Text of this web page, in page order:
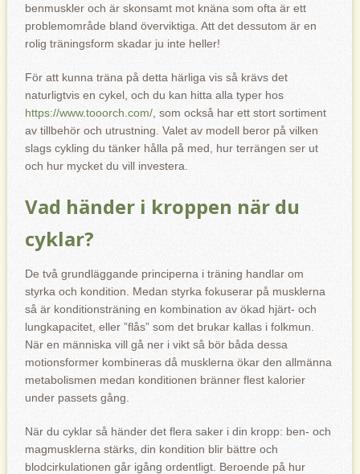
benmuskler och är skonsamt mot knäna som ofta är ett
problemområde bland överviktiga. Att det dessutom är en
rolig träningsform skadar ju inte heller!
För att kunna träna på detta härliga vis så krävs det
naturligtvis en cykel, och du kan hitta alla typer hos
https://www.tooorch.com/, som också har ett stort sortiment
av tillbehör och utrustning. Valet av modell beror på vilken
slags cykling du tänker hålla på med, hur terrängen ser ut
och hur mycket du vill investera.
Vad händer i kroppen när du
cyklar?
De två grundläggande principerna i träning handlar om
styrka och kondition. Medan styrka fokuserar på musklerna
så är konditionsträning en kombination av ökad hjärt- och
lungkapacitet, eller ”flås” som det brukar kallas i folkmun.
När en människa vill gå ner i vikt så bör båda dessa
motionsformer kombineras då musklerna ökar den allmänna
metabolismen medan konditionen bränner flest kalorier
under passets gång.
När du cyklar så händer det flera saker i din kropp: ben- och
magmusklerna stärks, din kondition blir bättre och
blodcirkulationen går igång ordentligt. Beroende på hur